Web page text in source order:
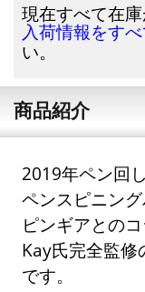
現在すべて在庫
入荷情報をす
い。
商品紹介
2019年ペン回
ペンスピニン
ピンギアとの
Kay氏完全監修
です。